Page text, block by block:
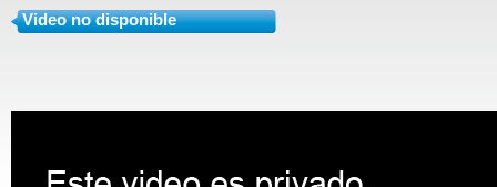
Video no disponible